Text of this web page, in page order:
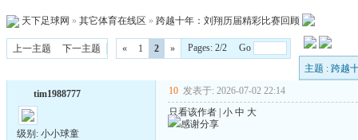
天下足球网 » 其它体育在线区 » 跨越十年：刘翔历届精彩比赛回顾
上一主题 下一主题 « 1 2 »
Pages: 2/2 Go
主题 : 跨越
tim1988777
级别: 小小球童
10 发表于: 2026-07-02 22:14
只看该作者 小 中 大
感谢分享